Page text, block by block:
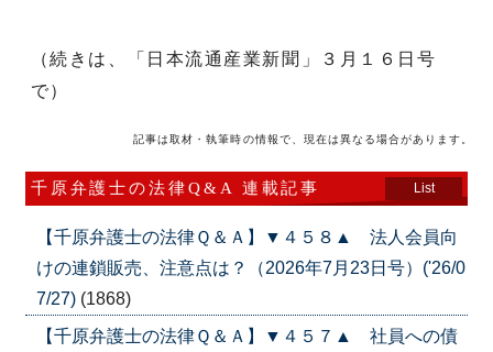
（続きは、「日本流通産業新聞」３月１６日号
で）
記事は取材・執筆時の情報で、現在は異なる場合があります。
千原弁護士の法律Q&A 連載記事 List
【千原弁護士の法律Ｑ＆Ａ】▼４５８▲ 法人会員向
けの連鎖販売、注意点は？（2026年7月23日号）('26/0
7/27) (1868)
【千原弁護士の法律Ｑ＆Ａ】▼４５７▲ 社員への債